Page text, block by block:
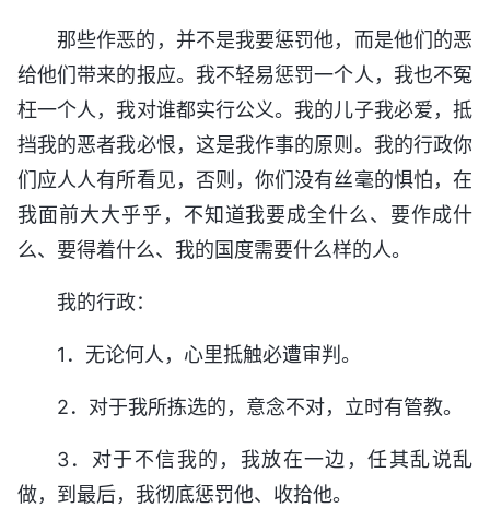
那些作恶的，并不是我要惩罚他，而是他们的恶
给他们带来的报应。我不轻易惩罚一个人，我也不冤
枉一个人，我对谁都实行公义。我的儿子我必爱，抵
挡我的恶者我必恨，这是我作事的原则。我的行政你
们应人人有所看见，否则，你们没有丝毫的惧怕，在
我面前大大乎乎，不知道我要成全什么、要作成什
么、要得着什么、我的国度需要什么样的人。
我的行政：
1．无论何人，心里抵触必遭审判。
2．对于我所拣选的，意念不对，立时有管教。
3．对于不信我的，我放在一边，任其乱说乱
做，到最后，我彻底惩罚他、收拾他。